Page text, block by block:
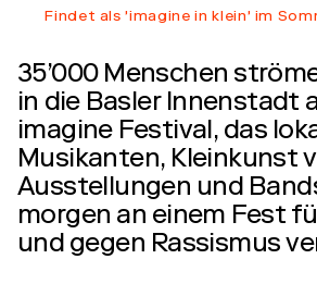
Findet als 'imagine in klein' im
35’000 Menschen
in die Basler Innenstadt
imagine Festival, das
Musikanten, Kleinkunst
Ausstellungen und
morgen an einem Fest
und gegen Rassismus